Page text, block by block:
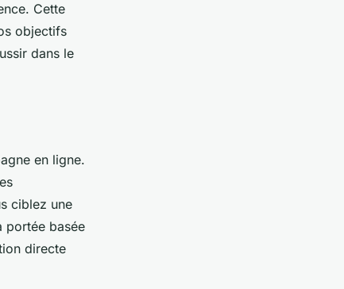
Cette
objectifs
dans le
en ligne.
ciblez une
portée basée
directe